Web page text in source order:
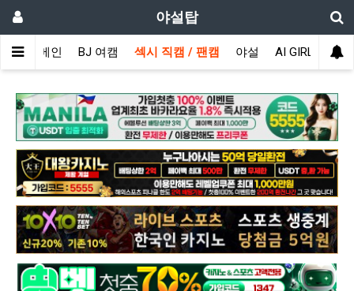
야설탑
메인 BJ 여캠 섹시 직캠 / 팬캠 야설 AI GIRL